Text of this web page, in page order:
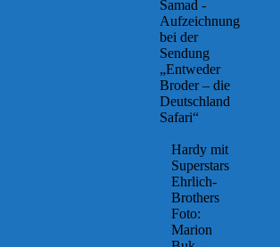
Samad -
Aufzeichnung
bei der
Sendung
„Entweder
Broder – die
Deutschland
Safari“
Hardy mit
Superstars
Ehrlich-
Brothers
Foto:
Marion